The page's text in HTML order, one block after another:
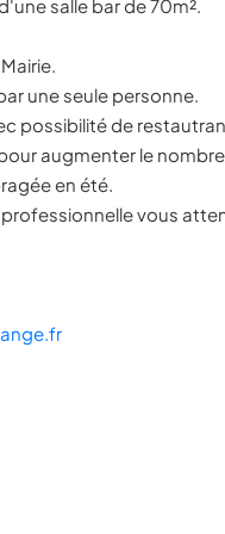
salle bar de 70m².
une seule personne.
possibilité de
augmenter le
en été.
vous